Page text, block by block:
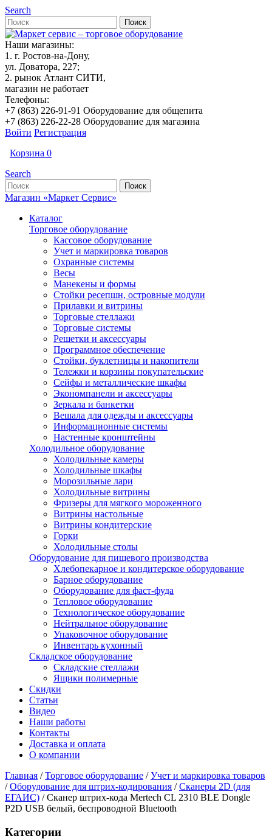
Search
Наши магазины:
1. г. Ростов-на-Дону,
ул. Доватора, 227;
2. рынок Атлант СИТИ,
магазин не работает
Телефоны:
+7 (863) 226-91-91 Оборудование для общепита
+7 (863) 226-22-28 Оборудование для магазина
Войти Регистрация
Корзина 0
Search
Магазин «Маркет Сервис»
Каталог
Торговое оборудование
Кассовое оборудование
Учет и маркировка товаров
Охранные системы
Весы
Манекены и формы
Стойки ресепшн, островные модули
Прилавки и витрины
Торговые стеллажи
Торговые системы
Решетки и аксессуары
Программное обеспечение
Стойки, буклетницы и накопители
Тележки и корзины покупательские
Сейфы и металлические шкафы
Экономпанели и аксессуары
Зеркала и банкетки
Вешала для одежды и аксессуары
Информационные системы
Настенные кронштейны
Холодильное оборудование
Холодильные камеры
Холодильные шкафы
Морозильные лари
Холодильные витрины
Фризеры для мягкого мороженного
Витрины настольные
Витрины кондитерские
Горки
Холодильные столы
Оборудование для пищевого производства
Хлебопекарное и кондитерское оборудование
Барное оборудование
Оборудование для фаст-фуда
Тепловое оборудование
Технологическое оборудование
Нейтральное оборудование
Упаковочное оборудование
Инвентарь кухонный
Складское оборудование
Складские стеллажи
Ящики полимерные
Скидки
Статьи
Видео
Наши работы
Контакты
Доставка и оплата
О компании
Главная / Торговое оборудование / Учет и маркировка товаров
/ Оборудование для штрих-кодирования / Сканеры 2D (для
ЕГАИС) / Сканер штрих-кода Mertech CL 2310 BLE Dongle
P2D USB белый, беспроводной Bluetooth
Категории